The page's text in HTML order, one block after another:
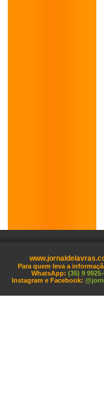
Para quem leva a
WhatsApp: (35) 9 9925-
Instagram e Facebook: